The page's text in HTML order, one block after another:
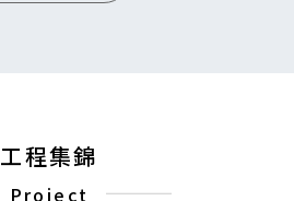
工程集錦
Project